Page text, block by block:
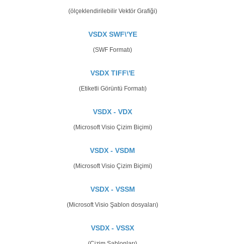
(ölçeklendirilebilir Vektör Grafiği)
VSDX SWF\'YE
(SWF Formatı)
VSDX TIFF\'E
(Etiketli Görüntü Formatı)
VSDX - VDX
(Microsoft Visio Çizim Biçimi)
VSDX - VSDM
(Microsoft Visio Çizim Biçimi)
VSDX - VSSM
(Microsoft Visio Şablon dosyaları)
VSDX - VSSX